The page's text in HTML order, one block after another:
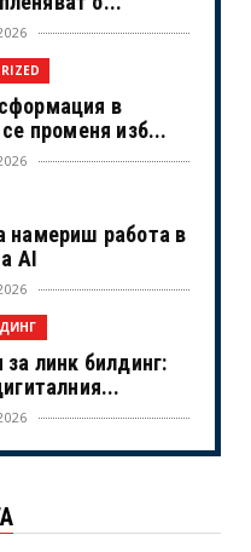
в
променя изб...
намериш работа в
AI
линк билдинг:
знам...